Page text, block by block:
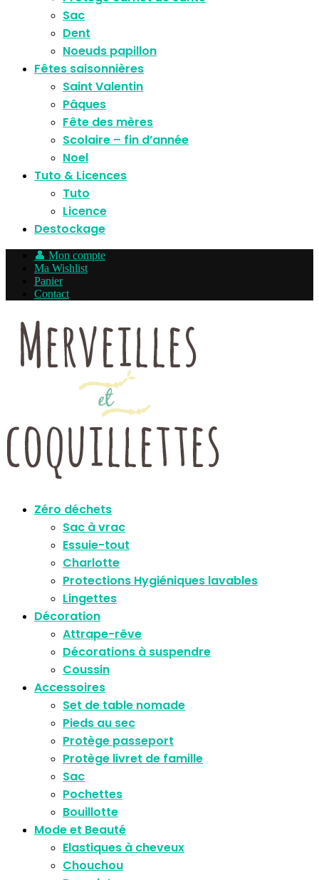
Sac
Dent
Noeuds papillon
Fêtes saisonnières
Saint Valentin
Pâques
Fête des mères
Scolaire – fin d’année
Noel
Tuto & Licences
Tuto
Licence
Destockage
👤 Mon compte
Ma Wishlist
Panier
Contact
Zéro déchets
Sac à vrac
Essuie-tout
Charlotte
Protections Hygiéniques lavables
Lingettes
Décoration
Attrape-rêve
Décorations à suspendre
Coussin
Accessoires
Set de table nomade
Pieds au sec
Protège passeport
Protège livret de famille
Sac
Pochettes
Bouillotte
Mode et Beauté
Elastiques à cheveux
Chouchou